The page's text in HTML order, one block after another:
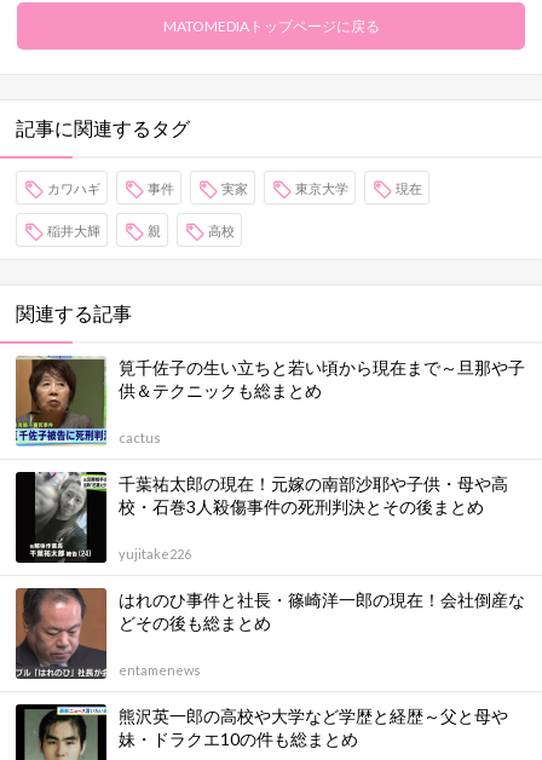
MATOMEDIAトップページに戻る
記事に関連するタグ
カワハギ 事件 実家 東京大学 現在
稲井大輝 親 高校
関連する記事
筧千佐子の生い立ちと若い頃から現在まで～旦那や子
供＆テクニックも総まとめ
cactus
千葉祐太郎の現在！元嫁の南部沙耶や子供・母や高
校・石巻3人殺傷事件の死刑判決とその後まとめ
yujitake226
はれのひ事件と社長・篠崎洋一郎の現在！会社倒産な
どその後も総まとめ
entamenews
熊沢英一郎の高校や大学など学歴と経歴～父と母や
妹・ドラクエ10の件も総まとめ